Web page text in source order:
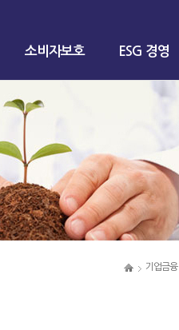
소비자보호 ESG 경영
기업금융